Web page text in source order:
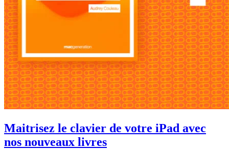
Maitrisez le clavier de votre iPad avec
nos nouveaux livres